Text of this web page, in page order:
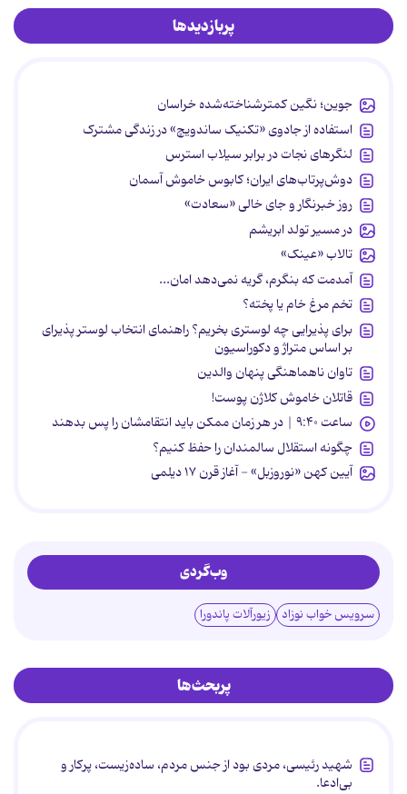
پربازدیدها
جوین؛ نگین کمترشناخته‌شده خراسان
استفاده از جادوی «تکنیک ساندویچ» در زندگی مشترک
لنگرهای نجات در برابر سیلاب استرس
دوش‌پرتاب‌های ایران؛ کابوس خاموش آسمان
روز خبرنگار و جای خالی «سعادت»
در مسیر تولد ابریشم
تالاب «عینک»
آمدمت که بنگرم، گریه نمی‌دهد امان...
تخم مرغ خام یا پخته؟
برای پذیرایی چه لوستری بخریم؟ راهنمای انتخاب لوستر پذیرای
بر اساس متراژ و دکوراسیون
تاوان ناهماهنگی پنهان والدین
قاتلان خاموش کلاژن پوست!
ساعت ۹:۴۰ | در هر زمان ممکن باید انتقامشان را پس بدهند
چگونه استقلال سالمندان را حفظ کنیم؟
آیین کهن «نوروزبل» - آغاز قرن ۱۷ دیلمی
وب‌گردی
سرویس خواب نوزاد زیورآلات پاندورا
پربحث‌ها
شهید رئیسی، مردی بود از جنس مردم، ساده‌زیست، پرکار و
بی‌ادعا.